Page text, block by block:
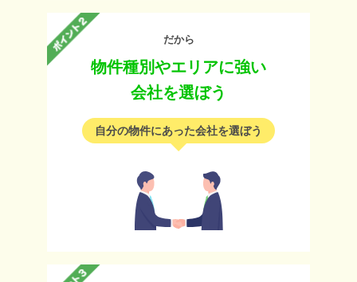
だから
物件種別やエリアに強い
会社を選ぼう
自分の物件にあった会社を選ぼう